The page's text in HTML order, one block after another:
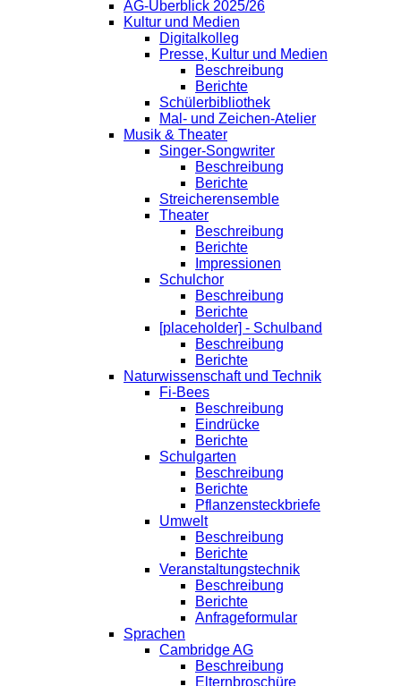
AG-Überblick 2025/26
Kultur und Medien
Digitalkolleg
Presse, Kultur und Medien
Beschreibung
Berichte
Schülerbibliothek
Mal- und Zeichen-Atelier
Musik & Theater
Singer-Songwriter
Beschreibung
Berichte
Streicherensemble
Theater
Beschreibung
Berichte
Impressionen
Schulchor
Beschreibung
Berichte
[placeholder] - Schulband
Beschreibung
Berichte
Naturwissenschaft und Technik
Fi-Bees
Beschreibung
Eindrücke
Berichte
Schulgarten
Beschreibung
Berichte
Pflanzensteckbriefe
Umwelt
Beschreibung
Berichte
Veranstaltungstechnik
Beschreibung
Berichte
Anfrageformular
Sprachen
Cambridge AG
Beschreibung
Elternbroschüre